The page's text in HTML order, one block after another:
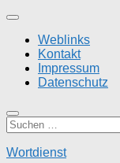
Zum
springenWeblinks
Kontakt
Impressum
Datenschutz
Suchen
nach:
Wortdienst